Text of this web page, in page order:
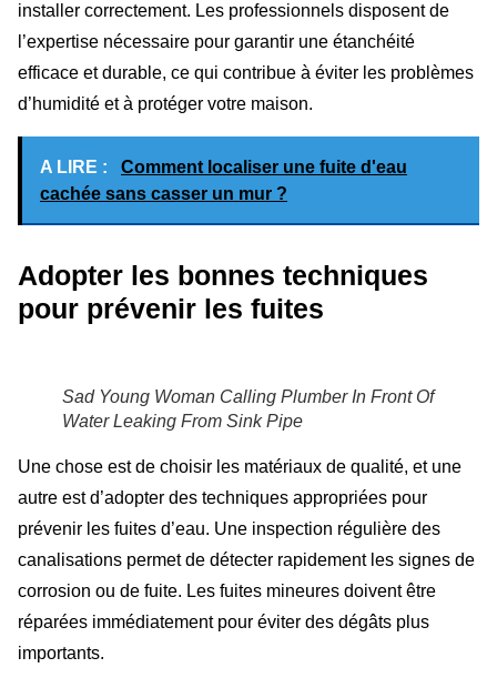
installer correctement. Les professionnels disposent de
l’expertise nécessaire pour garantir une étanchéité
efficace et durable, ce qui contribue à éviter les problèmes
d’humidité et à protéger votre maison.
A LIRE :
Comment localiser une fuite d'eau
cachée sans casser un mur ?
Adopter les bonnes techniques
pour prévenir les fuites
Sad Young Woman Calling Plumber In Front Of
Water Leaking From Sink Pipe
Une chose est de choisir les matériaux de qualité, et une
autre est d’adopter des techniques appropriées pour
prévenir les fuites d’eau. Une inspection régulière des
canalisations permet de détecter rapidement les signes de
corrosion ou de fuite. Les fuites mineures doivent être
réparées immédiatement pour éviter des dégâts plus
importants.